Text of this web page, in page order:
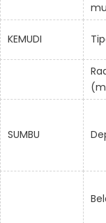
KEMUDI
SUMBU